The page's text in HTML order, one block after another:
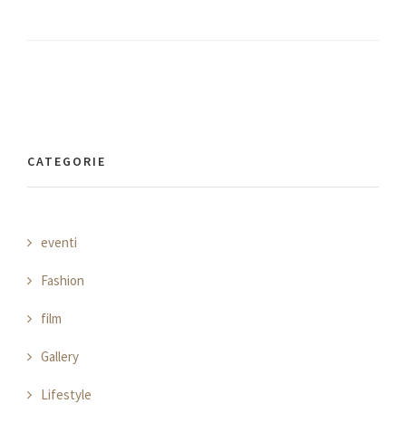
CATEGORIE
eventi
Fashion
film
Gallery
Lifestyle